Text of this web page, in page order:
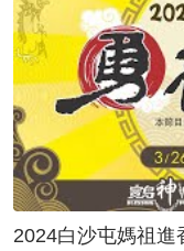
2024白沙屯媽祖